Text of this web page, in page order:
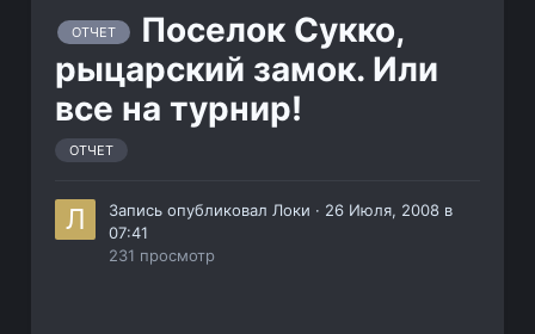
ОТЧЕТ
Поселок Сукко,
рыцарский замок. Или
все на турнир!
ОТЧЕТ
Запись опубликовалЛоки · 26 Июля, 2008 в
07:41
231 просмотр